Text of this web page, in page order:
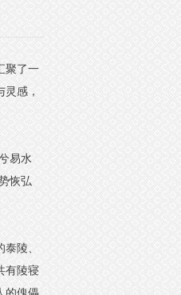
聚了一
灵感，
易水
恢弘
泰陵、
有陵寝